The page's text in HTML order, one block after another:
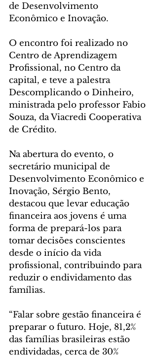
de Desenvolvimento
Econômico e Inovação.
O encontro foi realizado no
Centro de Aprendizagem
Profissional, no Centro da
capital, e teve a palestra
Descomplicando o Dinheiro,
ministrada pelo professor Fabio
Souza, da Viacredi Cooperativa
de Crédito.
Na abertura do evento, o
secretário municipal de
Desenvolvimento Econômico e
Inovação, Sérgio Bento,
destacou que levar educação
financeira aos jovens é uma
forma de prepará-los para
tomar decisões conscientes
desde o início da vida
profissional, contribuindo para
reduzir o endividamento das
famílias.
“Falar sobre gestão financeira é
preparar o futuro. Hoje, 81,2%
das famílias brasileiras estão
endividadas, cerca de 30%